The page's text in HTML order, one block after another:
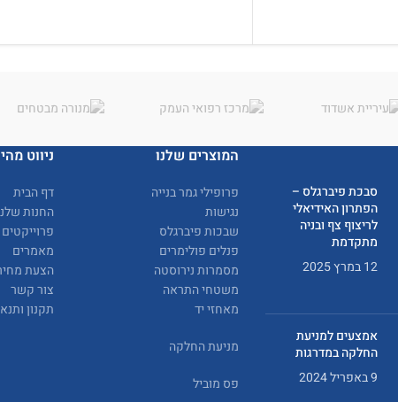
סבכת פיברגלס –
הפתרון האידיאלי
לריצוף צף ובניה
מתקדמת
12 במרץ 2025
אמצעים למניעת
החלקה במדרגות
9 באפריל 2024
המוצרים שלנו
פרופילי גמר בנייה
נגישות
שבכות פיברגלס
פנלים פולימרים
מסמרות נירוסטה
משטחי התראה
מאחזי יד
מניעת החלקה
פס מוביל
ניווט
דף הבית
החנות
פרוייקטים
מאמרים
הצעת
צור קשר
תקנון